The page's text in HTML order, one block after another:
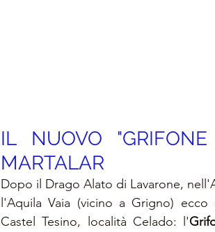
IL NUOVO
MARTALAR
Dopo il Drago Alato di Lavarone,
l'Aquila Vaia (vicino a Grigno)
Castel Tesino, località Celado: l'